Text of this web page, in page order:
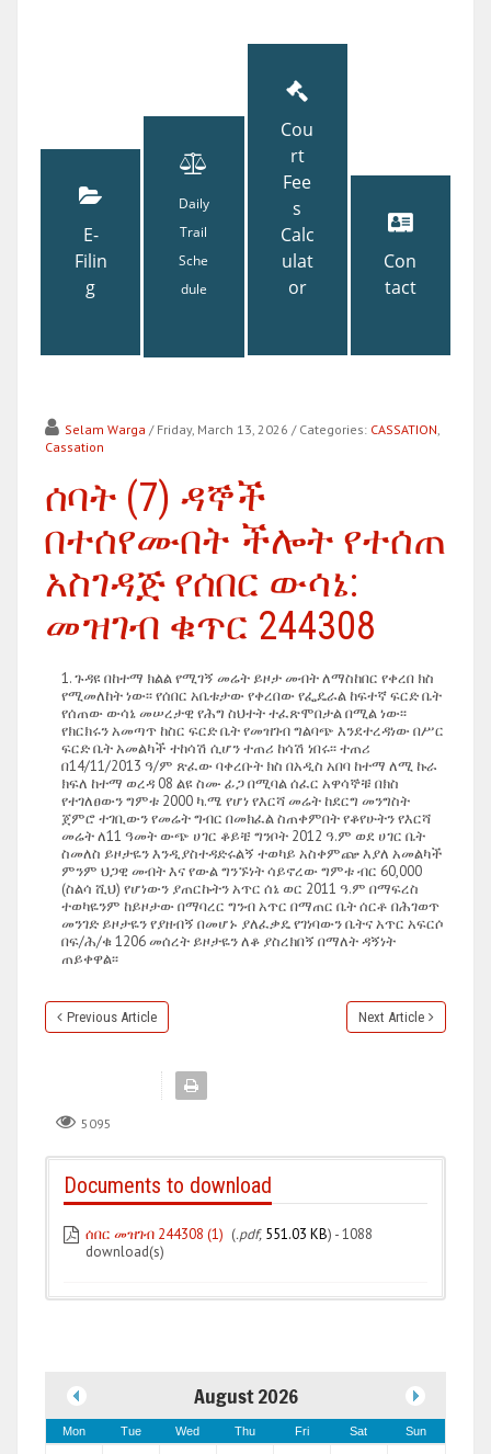
E-
Filin
g
Daily
Trail
Sche
dule
Cou
rt
Fee
s
Calc
ulat
or
Con
tact
Selam Warga / Friday, March 13, 2026 / Categories: CASSATION,
Cassation
ሰባት (7) ዳኞች
በተሰየሙበት ችሎት የተሰጠ
አስገዳጅ የሰበር ውሳኔ:
መዝገብ ቁጥር 244308
ጉዳዩ በከተማ ክልል የሚገኝ መሬት ይዞታ መብት ለማስከበር የቀረበ ክስ
የሚመለከት ነው፡፡ የሰበር አቤቱታው የቀረበው የፌዴራል ከፍተኛ ፍርድ ቤት
የሰጠው ውሳኔ መሠረታዊ የሕግ ስህተት ተፈጽሞበታል በሚል ነው፡፡
የክርክሩን አመጣጥ ከስር ፍርድ ቤት የመዝገብ ግልባጭ እንደተረዳነው በሥር
ፍርድ ቤት አመልካች ተከሳሽ ሲሆን ተጠሪ ከሳሽ ነበሩ፡፡ ተጠሪ
በ14/11/2013 ዓ/ም ጽፈው ባቀረቡት ክስ በአዲስ አበባ ከተማ ለሚ ኩራ
ክፍለ ከተማ ወረዳ 08 ልዩ ስሙ ፊጋ በሚባል ሰፈር አዋሳኞቹ በክስ
የተገለፀውን ግምቱ 2000 ካ.ሜ የሆነ የእርሻ መሬት ከደርግ መንግስት
ጀምሮ ተገቢውን የመሬት ግብር በመክፈል ስጠቀምበት የቆየሁትን የእርሻ
መሬት ለ11 ዓመት ውጭ ሀገር ቆይቼ ግንቦት 2012 ዓ.ም ወደ ሀገር ቤት
ስመለስ ይዞታዬን እንዲያስተዳድሩልኝ ተወካይ አስቀምጬ እያለ አመልካች
ምንም ህጋዊ መብት እና የውል ግንኙነት ሳይኖረው ግምቱ ብር 60,000
(ስልሳ ሺህ) የሆነውን ያጠርኩትን አጥር ሰኔ ወር 2011 ዓ.ም በማፍረስ
ተወካዬንም ከይዞታው በማባረር ግንብ አጥር በማጠር ቤት ሰርቶ በሕገወጥ
መንገድ ይዞታዬን የያዘብኝ በመሆኑ ያለፈቃዴ የገነባውን ቤትና አጥር አፍርሶ
በፍ/ሕ/ቁ 1206 መሰረት ይዞታዬን ለቆ ያስረክበኝ በማለት ዳኝነት
ጠይቀዋል፡፡
Previous Article Next Article
5095
Documents to download
ሰበር መዝገብ 244308 (1) (.pdf, 551.03 KB) - 1088
download(s)
August 2026
Mon Tue Wed Thu Fri Sat Sun